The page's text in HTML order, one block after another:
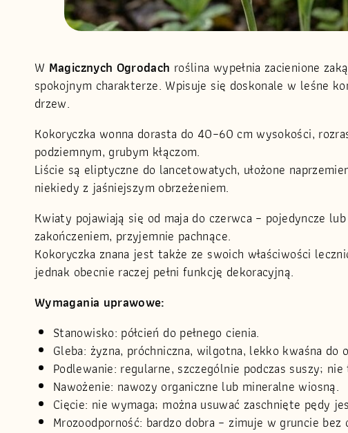
W Magicznych Ogrodach roślina wypełnia zacienione
spokojnym charakterze. Wpisuje się doskonale w leśne
drzew.
Kokoryczka wonna dorasta do 40–60 cm wysokości,
podziemnym, grubym kłączom.
Liście są eliptyczne do lancetowatych, ułożone
niekiedy z jaśniejszym obrzeżeniem.
Kwiaty pojawiają się od maja do czerwca – pojedyncze
zakończeniem, przyjemnie pachnące.
Kokoryczka znana jest także ze swoich właściwości
jednak obecnie raczej pełni funkcję dekoracyjną.
Wymagania uprawowe:
Stanowisko: półcień do pełnego cienia.
Gleba: żyzna, próchniczna, wilgotna, lekko kwaśna do
Podlewanie: regularne, szczególnie podczas suszy;
Nawożenie: nawozy organiczne lub mineralne wiosną.
Cięcie: nie wymaga; można usuwać zaschnięte pędy
Mrozoodporność: bardzo dobra – zimuje w gruncie bez